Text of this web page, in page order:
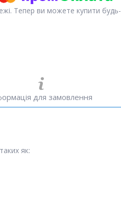
Тепер ви можете купити будь-
для замовлення
як: